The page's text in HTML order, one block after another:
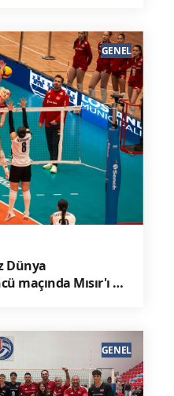
Dünya
maçında Mısır'ı 3-
GENEL
GENEL